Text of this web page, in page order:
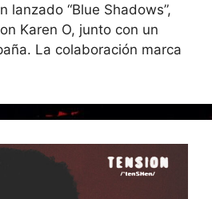
lanzado “Blue Shadows”,
Karen O, junto con un
La colaboración marca